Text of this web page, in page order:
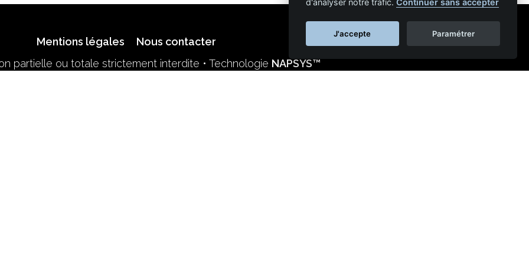
Mentions légales
Nous contacter
partielle ou totale strictement interdite • Technologie NAPSYS™
d'analyser notre trafic. Continuer sans accepter
J'accepte Paramétrer